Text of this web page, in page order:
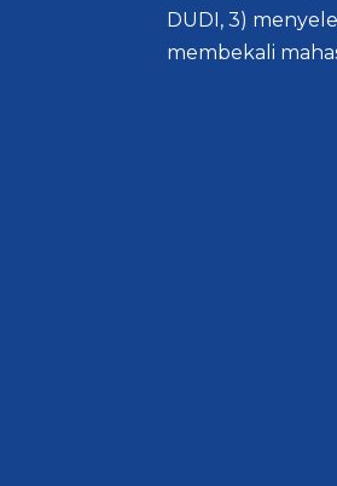
DUDI, 3)
membekali